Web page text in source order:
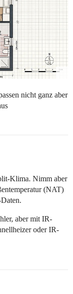
nicht ganz aber
Klima. Nimm aber
(NAT)
aber mit IR-
oder IR-